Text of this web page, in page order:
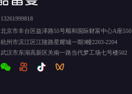
13261999818
北京市丰台区益泽路55号顺和国际财富中心A座550
杭州市滨江区江陵路星耀城一期3幢2203-2204
武汉市东湖高新区关南一路当代梦工场七号楼502